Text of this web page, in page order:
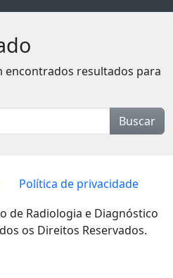
encontrados resultados para
Buscar
Política de privacidade
de Radiologia e Diagnóstico
os Direitos Reservados.